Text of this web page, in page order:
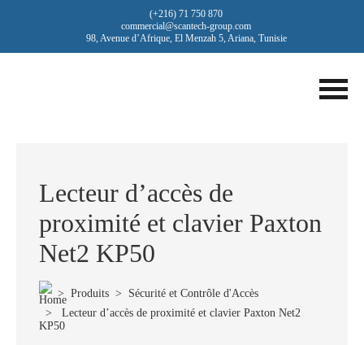
(+216) 71 750 870
commercial@scantech-group.com
98, Avenue d’Afrique, El Menzah 5, Ariana, Tunisie
Lecteur d’accès de
proximité et clavier Paxton
Net2 KP50
> Produits > Sécurité et Contrôle d'Accès
> Lecteur d’accès de proximité et clavier Paxton Net2
KP50